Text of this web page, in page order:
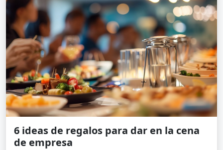
6 ideas de regalos para dar en la cena
de empresa